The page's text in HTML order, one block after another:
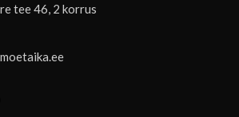
tee 46, 2 korrus